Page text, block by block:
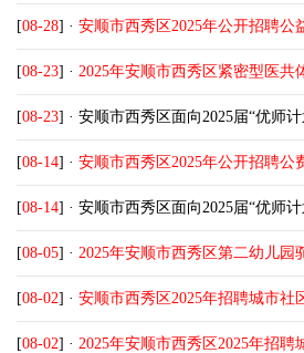
[08-28] · 安顺市西秀区2025年公开招聘公
[08-23] · 2025年安顺市西秀区紧密型医共
[08-23] · 安顺市西秀区面向2025届“优师
[08-14] · 安顺市西秀区2025年公开招聘公
[08-14] · 安顺市西秀区面向2025届“优师
[08-05] · 2025年安顺市西秀区第二幼儿园
[08-02] · 安顺市西秀区2025年招聘城市社
[08-02] · 2025年安顺市西秀区2025年招聘